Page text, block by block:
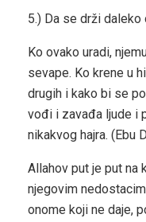
5.) Da se drži daleko
Ko ovako uradi,
sevape. Ko krene u
drugih i kako bi se
vođi i zavađa ljude i
nikakvog hajra. (Ebu
Allahov put je put na
njegovim
onome koji ne daje,